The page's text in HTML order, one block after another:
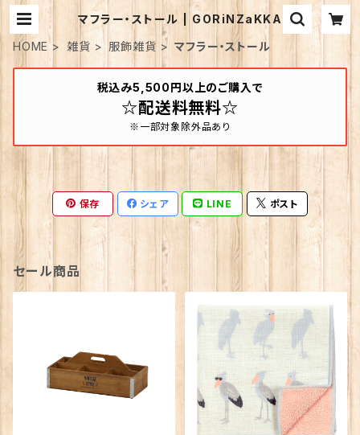
マフラー・ストール | GORiNZaKKA
HOME
雑貨 服飾雑貨 マフラー・ストール
税込み5,500円以上のご購入で
☆配送料無料☆
※一部対象除外品あり
保存 シェア LINE ポスト
セール商品